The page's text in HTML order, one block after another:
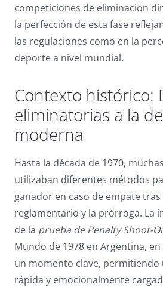
competiciones de eliminación
la perfección de esta fase
las regulaciones como en la
deporte a nivel mundial.
Contexto histórico:
eliminatorias a la
moderna
Hasta la década de 1970,
utilizaban diferentes métodos
ganador en caso de empate
reglamentario y la prórroga. La
de la prueba de Penalty Shoot-
Mundo de 1978 en Argentina,
un momento clave, permitiendo
rápida y emocionalmente
add_circle_outline Increase font
Readable font
brightness_high Bright contrast
Underline links
font_download Mark links
Reset
all
cached